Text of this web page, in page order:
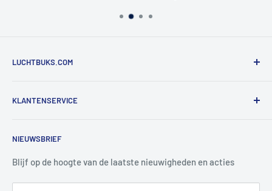
LUCHTBUKS.COM
Utrechtlaan 9
Tel:+31 6 345 30 448
Mail:info@luchtbuks.com
KLANTENSERVICE
Informatie
Privacybeleid
NIEUWSBRIEF
Blijf op de hoogte van de laatste nieuwigheden en acties